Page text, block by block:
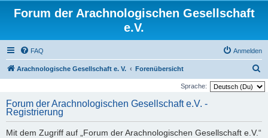
Forum der Arachnologischen Gesellschaft
e.V.
FAQ Anmelden
Arachnologische Gesellschaft e. V. Forenübersicht
u
Sprache:
Forum der Arachnologischen Gesellschaft e.V. -
Registrierung
Mit dem Zugriff auf „Forum der Arachnologischen Gesellschaft e.V.“